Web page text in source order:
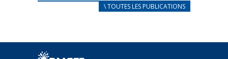
CARNET D’ACCUEIL
Afin d’accompagner au mieux les réfugiés
\ TOUTES LES PUBLICATIONS